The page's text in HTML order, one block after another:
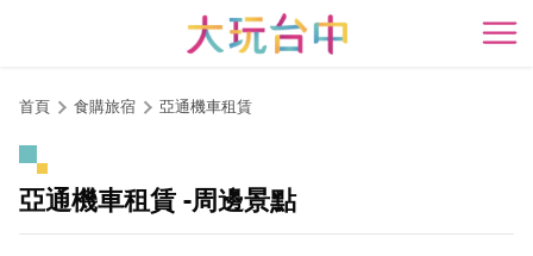
開
首頁 食購旅宿 亞通機車租賃
亞通機車租賃 -周邊景點